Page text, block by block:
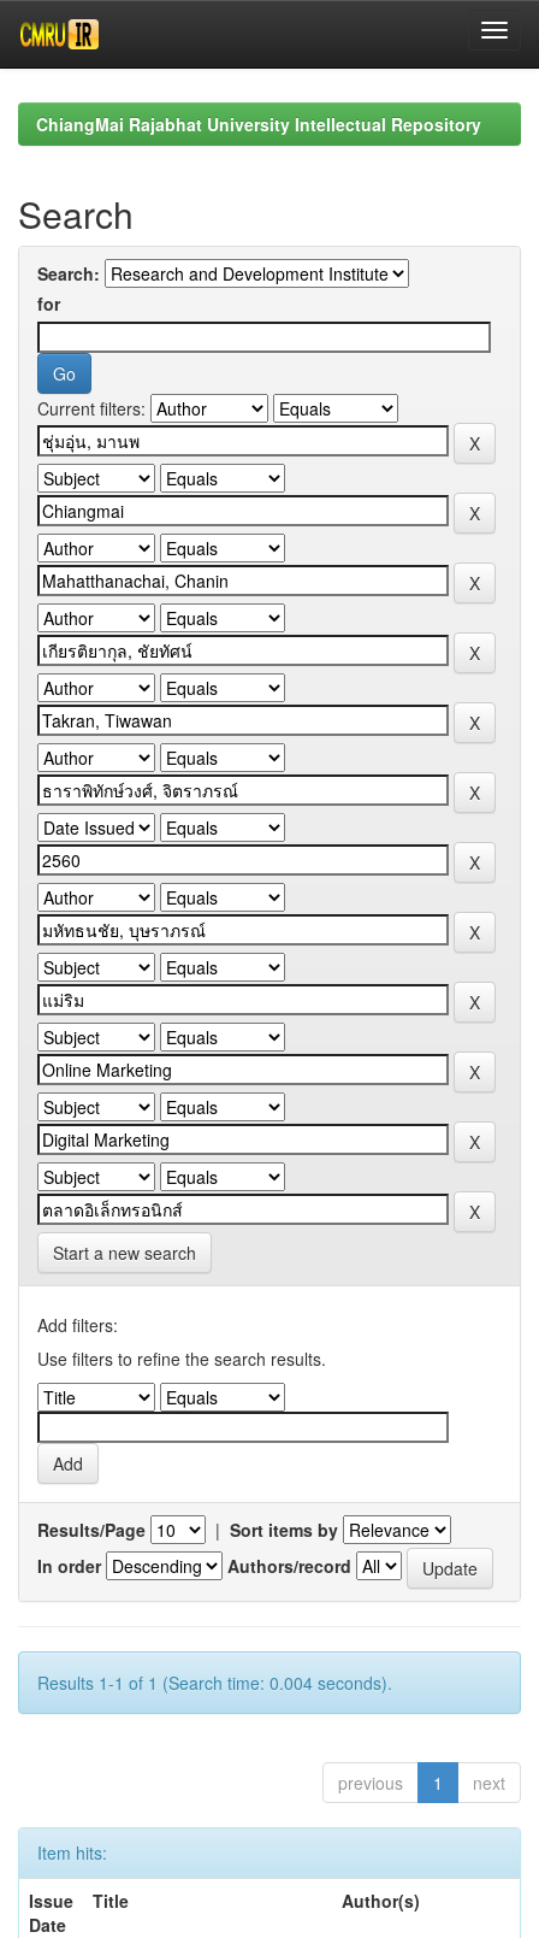
navigationChiangMai Rajabhat University Intellectual Repository
Search
Search:
for
Current filters:
Start a new search
Add filters:
Use filters to refine the search results.
Results/Page | Sort items by
In order
Authors/record
Results 1-1 of 1 (Search time: 0.004 seconds).
previous 1 next
Item hits:
Issue
Date
Title Author(s)